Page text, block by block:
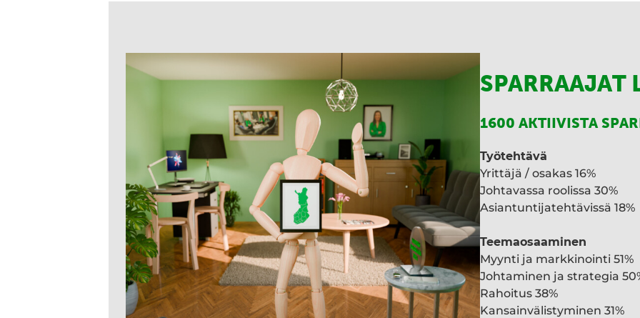
SPARRAAJAT
1600 AKTIIVISTA
Työtehtävä
Yrittäjä / osakas 16%
Johtavassa roolissa 30%
Asiantuntijatehtävissä 18%
Teemaosaaminen
Myynti ja markkinointi 51%
Johtaminen ja strategia
Rahoitus 38%
Kansainvälistyminen 31%